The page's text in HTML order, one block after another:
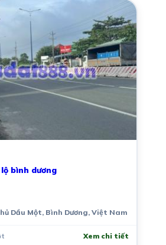
bình dương
Dầu Một, Bình Dương, Việt Nam
Xem chi tiết